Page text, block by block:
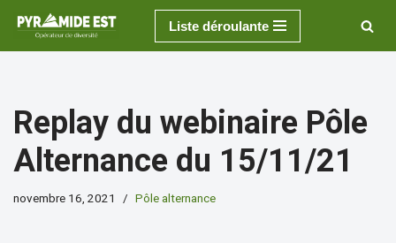
Aller
Liste déroulante
Replay du webinaire Pôle
Alternance du 15/11/21
novembre 16, 2021 Pôle alternance